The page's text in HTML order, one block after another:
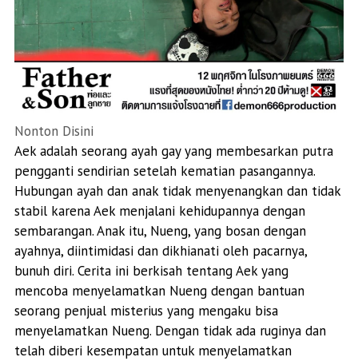
Nonton Disini
Aek adalah seorang ayah gay yang membesarkan putra
pengganti sendirian setelah kematian pasangannya.
Hubungan ayah dan anak tidak menyenangkan dan tidak
stabil karena Aek menjalani kehidupannya dengan
sembarangan. Anak itu, Nueng, yang bosan dengan
ayahnya, diintimidasi dan dikhianati oleh pacarnya,
bunuh diri. Cerita ini berkisah tentang Aek yang
mencoba menyelamatkan Nueng dengan bantuan
seorang penjual misterius yang mengaku bisa
menyelamatkan Nueng. Dengan tidak ada ruginya dan
telah diberi kesempatan untuk menyelamatkan